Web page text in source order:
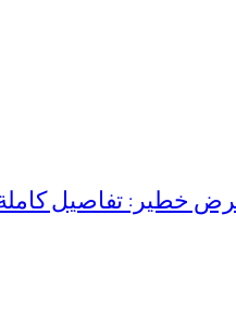
خطير: تفاصيل